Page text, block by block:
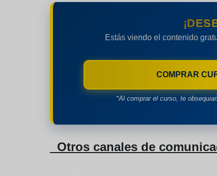
Estás viendo el contenido
COMPRAR
*Al comprar el curso, te
Otros canales de